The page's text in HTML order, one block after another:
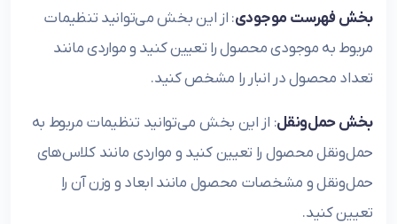
بخش فهرست موجودی: از این بخش می‌توانید تنظیمات
مربوط به موجودی محصول را تعیین کنید و مواردی مانند
تعداد محصول در انبار را مشخص کنید.
بخش حمل‌و‌نقل: از این بخش می‌توانید تنظیمات مربوط به
حمل‌و‌نقل محصول را تعیین کنید و مواردی مانند کلاس‌های
حمل‌ونقل و مشخصات محصول مانند ابعاد و وزن آن را
تعیین کنید.